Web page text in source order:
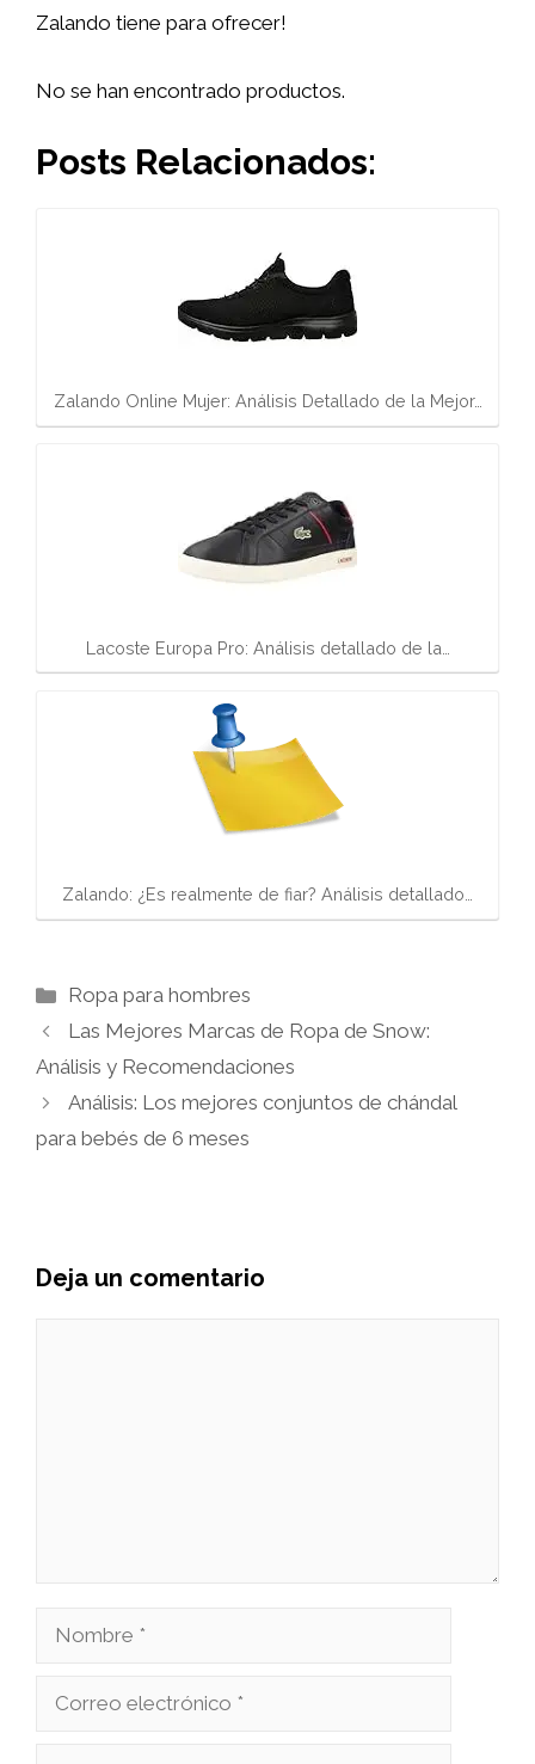
Zalando tiene para ofrecer!
No se han encontrado productos.
Posts Relacionados:
Zalando Online Mujer: Análisis Detallado de la Mejor…
Lacoste Europa Pro: Análisis detallado de la…
Zalando: ¿Es realmente de fiar? Análisis detallado…
Categorías
Ropa para hombres
Las Mejores Marcas de Ropa de Snow:
Análisis y Recomendaciones
Análisis: Los mejores conjuntos de chándal
para bebés de 6 meses
Deja un comentario
Nombre
Correo